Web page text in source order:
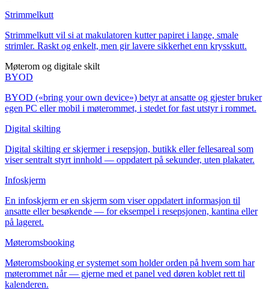
Strimmelkutt
Strimmelkutt vil si at makulatoren kutter papiret i lange, smale
strimler. Raskt og enkelt, men gir lavere sikkerhet enn krysskutt.
Møterom og digitale skilt
BYOD
BYOD («bring your own device») betyr at ansatte og gjester bruker
egen PC eller mobil i møterommet, i stedet for fast utstyr i rommet.
Digital skilting
Digital skilting er skjermer i resepsjon, butikk eller fellesareal som
viser sentralt styrt innhold — oppdatert på sekunder, uten plakater.
Infoskjerm
En infoskjerm er en skjerm som viser oppdatert informasjon til
ansatte eller besøkende — for eksempel i resepsjonen, kantina eller
på lageret.
Møteromsbooking
Møteromsbooking er systemet som holder orden på hvem som har
møterommet når — gjerne med et panel ved døren koblet rett til
kalenderen.